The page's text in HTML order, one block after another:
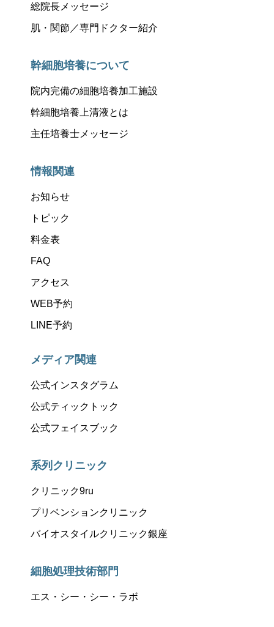
総院長メッセージ
肌・関節／専門ドクター紹介
幹細胞培養について
院内完備の細胞培養加工施設
幹細胞培養上清液とは
主任培養士メッセージ
情報関連
お知らせ
トピック
料金表
FAQ
アクセス
WEB予約
LINE予約
メディア関連
公式インスタグラム
公式ティックトック
公式フェイスブック
系列クリニック
クリニック9ru
プリベンションクリニック
バイオスタイルクリニック銀座
細胞処理技術部門
エス・シー・シー・ラボ